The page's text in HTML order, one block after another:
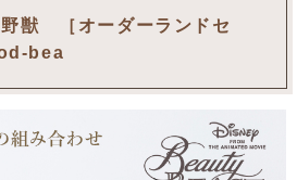
獣 ［オーダーランドセ
bea